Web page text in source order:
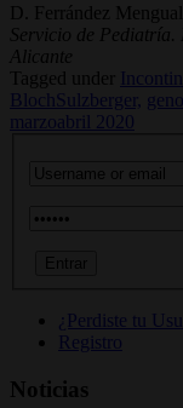
D. Ferrández
Servicio de
Alicante
Tagged under
BlochSulzberger,
marzoabril 2020
¿Perdiste tu
Registro
Noticias